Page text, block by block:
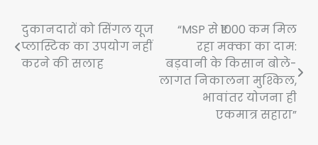
Post
navigation
दुकानदारों को सिंगल यूज
प्लास्टिक का उपयोग नहीं
करने की सलाह
“MSP से ₹1000 कम मिल
रहा मक्का का दाम:
बड़वानी के किसान बोले-
लागत निकालना मुश्किल,
भावांतर योजना ही
एकमात्र सहारा”